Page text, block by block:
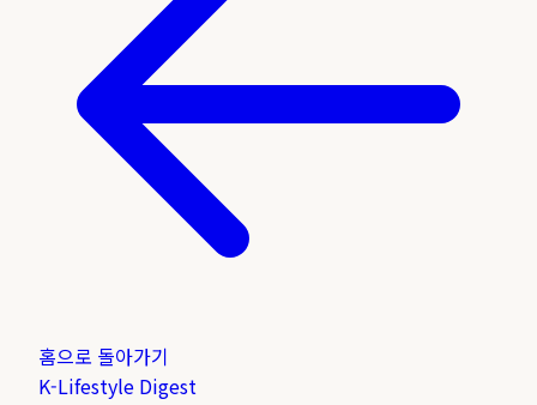
홈으로 돌아가기
K-Lifestyle Digest